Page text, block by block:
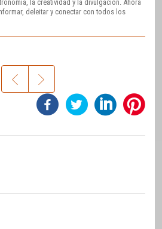
la creatividad y la divulgación. Ahora
deleitar y conectar con todos los